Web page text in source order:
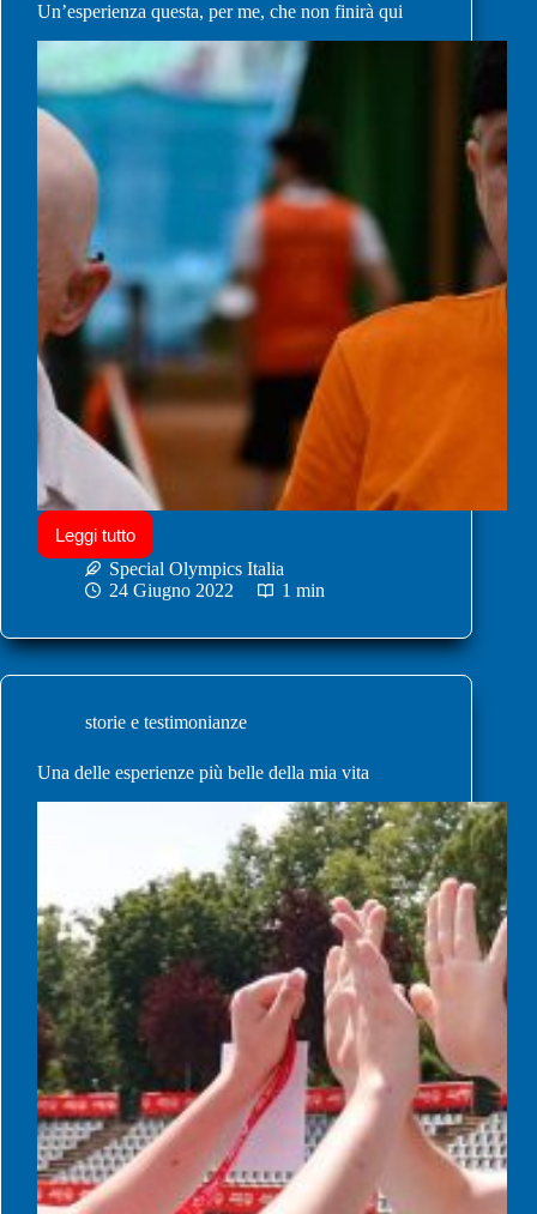
Un’esperienza questa, per me, che non finirà qui
Leggi tutto
Special Olympics Italia
24 Giugno 2022
1 min
storie e testimonianze
Una delle esperienze più belle della mia vita